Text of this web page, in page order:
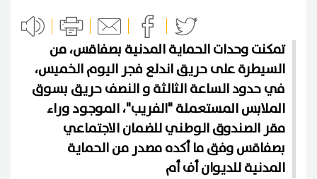
تمكنت وحدات الحماية المدنية بصفاقس، من
السيطرة على حريق اندلع فجر اليوم الخميس،
في حدود الساعة الثالثة و النصف حريق بسوق
الملابس المستعملة "الفريب"، الموجود وراء
مقر الصندوق الوطني للضمان الاجتماعي
بصفاقس وفق ما أكده مصدر من الحماية
المدنية للديوان أف أم